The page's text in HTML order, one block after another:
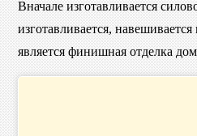
Вначале изготавливается
изготавливается,
является финишная отделка